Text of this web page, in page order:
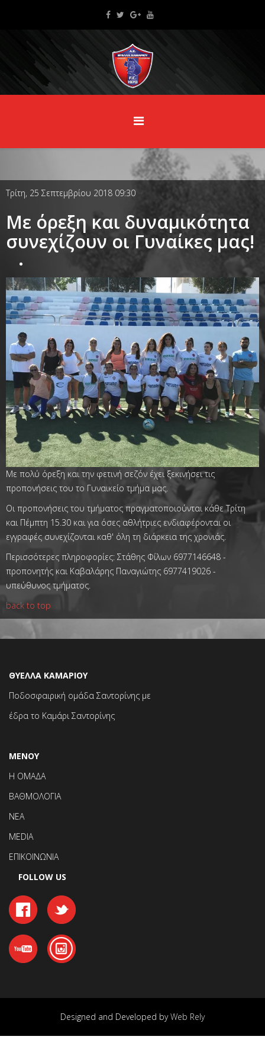
Τρίτη, 25 Σεπτεμβρίου 2018 09:30
Με όρεξη και δυναμικότητα
συνεχίζουν οι Γυναίκες μας!
Με πολύ όρεξη και την φετινή σεζόν έχει ξεκινήσει τις
προπονήσεις του το Γυναικείο τμήμα μας.
Οι προπονήσεις του τμήματος πραγματοποιούνται κάθε Τρίτη
και Πέμπτη 15.30 και για όσες αθλήτριες ενδιαφέρονται οι
εγγραφές συνεχίζονται καθ' όλη τη διάρκεια της χρονιάς.
Περισσότερες πληροφορίες: Στάθης Φίλων 6977146648 -
προπονητής και Καβαλάρης Παναγιώτης 6977419026 -
υπεύθυνος τμήματος.
back to top
ΘΥΕΛΛΑ ΚΑΜΑΡΙΟΥ
Ποδοσφαιρική ομάδα Σαντορίνης με
έδρα το Καμάρι Σαντορίνης
ΜΕΝΟΥ
Η ΟΜΑΔΑ
ΒΑΘΜΟΛΟΓΙΑ
ΝΕΑ
MEDIA
ΕΠΙΚΟΙΝΩΝΙΑ
FOLLOW US
Designed and Developed byWeb Rely